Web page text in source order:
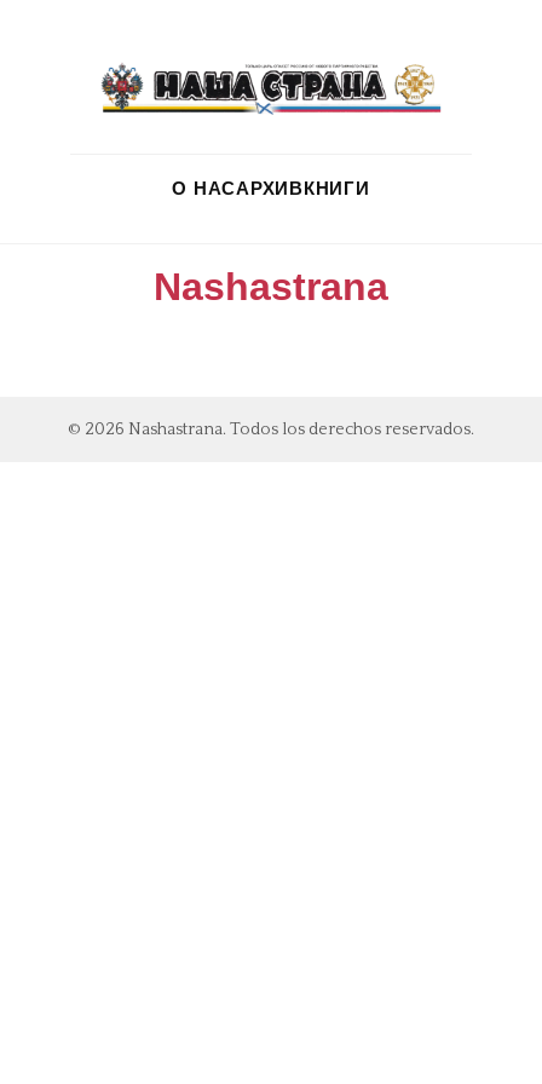
О НАСАРХИВКНИГИ
Nashastrana
© 2026 Nashastrana. Todos los derechos reservados.